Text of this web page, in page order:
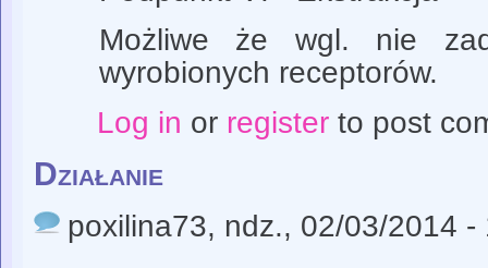
Możliwe że wgl. nie
wyrobionych receptorów.
Log in or registerto post
Działanie
poxilina73, ndz., 02/03/2014 -